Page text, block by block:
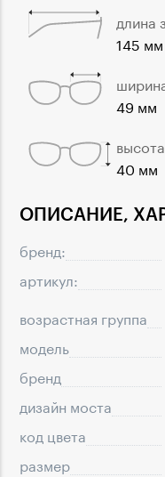
ОПИСАНИЕ,
бренд:
артикул:
возрастная группа
модель
бренд
дизайн моста
код цвета
размер
длина
145 мм
49 мм
40 мм